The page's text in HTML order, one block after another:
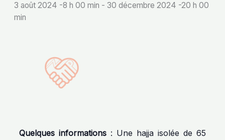
3 août 2024 -8 h 00 min -30 décembre 2024 -20 h 00
min
Quelques informations : Une hajja isolée de 65